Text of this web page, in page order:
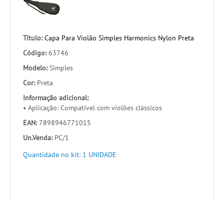
Título:Capa Para Violão Simples Harmonics Nylon Preta
Código: 63746
Modelo:Simples
Cor: Preta
Informação adicional:
• Aplicação: Compatível com violões clássicos
EAN:7898946771015
Un.Venda: PC/1
Quantidade no kit: 1 UNIDADE